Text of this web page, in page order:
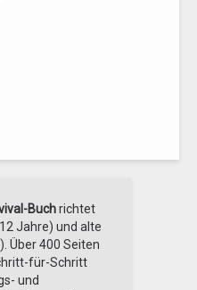
Buchrichtet
Jahre) und alte
Über 400 Seiten
für-Schritt
und